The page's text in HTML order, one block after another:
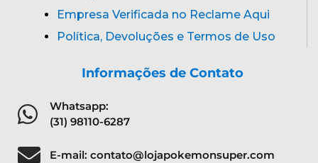
Empresa Verificada no Reclame Aqui
Política, Devoluções e Termos de Uso
Informações de Contato
Whatsapp:
(31) 98110-6287
E-mail: contato@lojapokemonsuper.com